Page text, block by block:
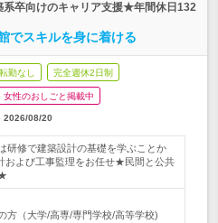
系卒向けのキャリア支援★年間休日132
でスキルを身に着ける
転勤なし 完全週休2日制
女性のおしごと掲載中
2026/08/20
研修で建築設計の基礎を学ぶことか
および工事監理をお任せ★民間と公共
方（大学/高専/専門学校/高等学校)